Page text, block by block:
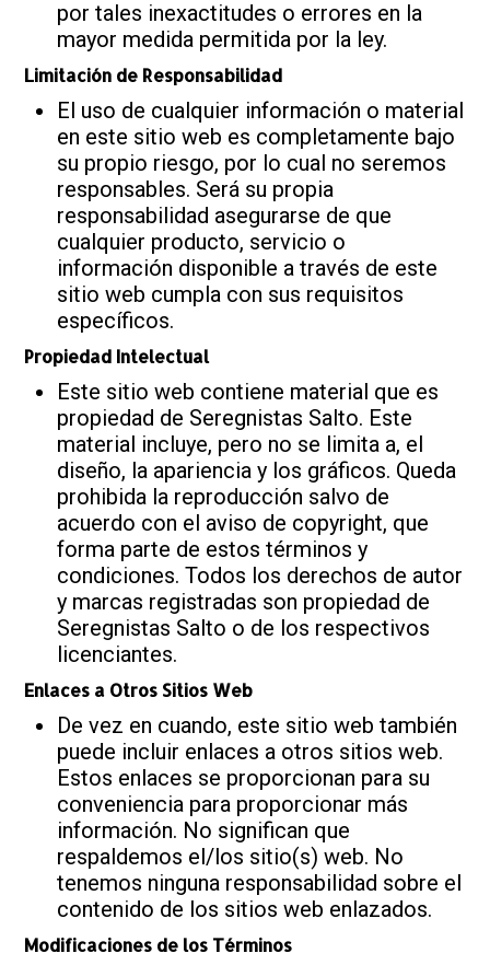
por tales inexactitudes o errores en la
mayor medida permitida por la ley.
Limitación de Responsabilidad
El uso de cualquier información o material
en este sitio web es completamente bajo
su propio riesgo, por lo cual no seremos
responsables. Será su propia
responsabilidad asegurarse de que
cualquier producto, servicio o
información disponible a través de este
sitio web cumpla con sus requisitos
específicos.
Propiedad Intelectual
Este sitio web contiene material que es
propiedad de Seregnistas Salto. Este
material incluye, pero no se limita a, el
diseño, la apariencia y los gráficos. Queda
prohibida la reproducción salvo de
acuerdo con el aviso de copyright, que
forma parte de estos términos y
condiciones. Todos los derechos de autor
y marcas registradas son propiedad de
Seregnistas Salto o de los respectivos
licenciantes.
Enlaces a Otros Sitios Web
De vez en cuando, este sitio web también
puede incluir enlaces a otros sitios web.
Estos enlaces se proporcionan para su
conveniencia para proporcionar más
información. No significan que
respaldemos el/los sitio(s) web. No
tenemos ninguna responsabilidad sobre el
contenido de los sitios web enlazados.
Modificaciones de los Términos